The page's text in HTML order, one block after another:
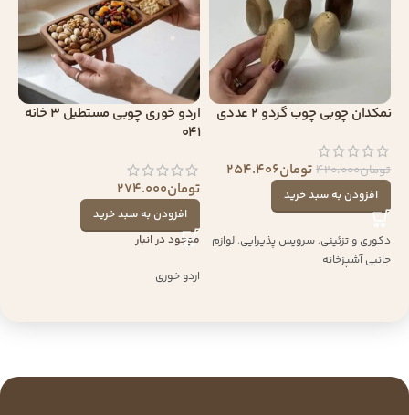
نمکدان چوبی چوب گردو 2 عددی
تومان420.000تومان254.406
افزودن به سبد خرید
دکوری و تزئینی,سرویس پذیرایی,لوازم
جانبی آشپزخانه
اردو خوری چوبی مستطیل 3 خانه
041
تومان274.000
افزودن به سبد خرید
موجود در انبار
اردو خوری